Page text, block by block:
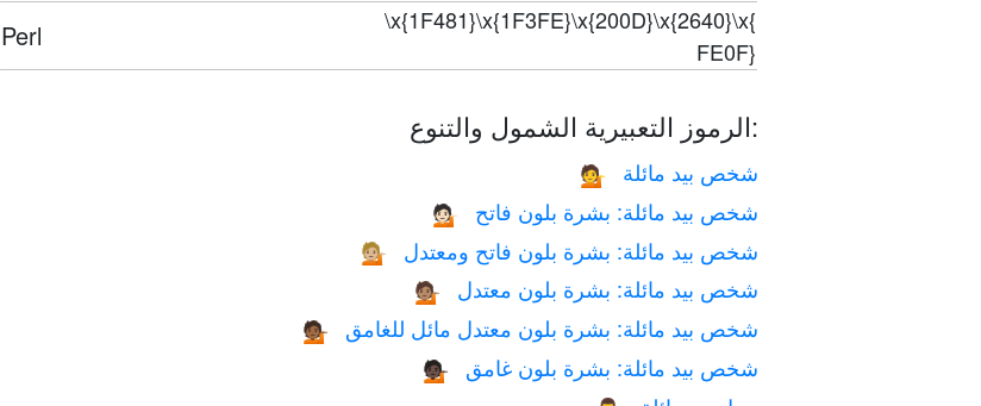
Perl
\x{1F481}\x{1F3FE}\x{200D}\x{2640}\x{
FE0F}
الرموز التعبيرية الشمول والتنوع:
💁 شخص بيد مائلة
💁🏻 ‫شخص بيد مائلة: بشرة بلون فاتح
💁🏼 ‫شخص بيد مائلة: بشرة بلون فاتح ومعتدل
💁🏽 ‫شخص بيد مائلة: بشرة بلون معتدل
💁🏾 ‫شخص بيد مائلة: بشرة بلون معتدل مائل للغامق
💁🏿 ‫شخص بيد مائلة: بشرة بلون غامق